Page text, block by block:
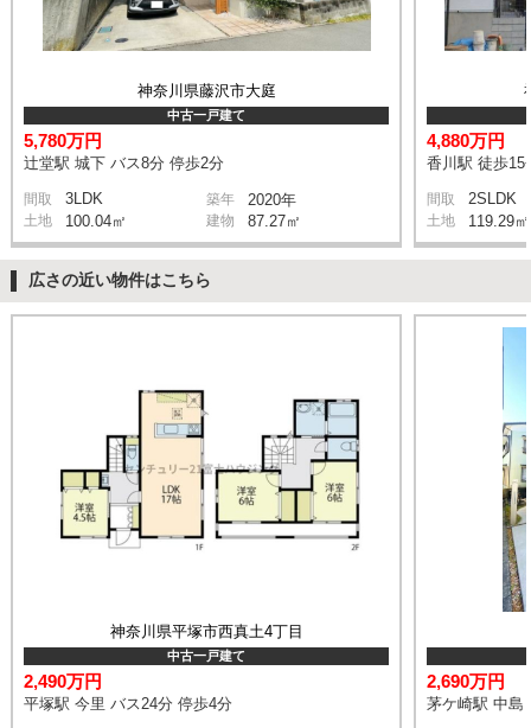
神奈川県藤沢市大庭
中古一戸建て
5,780万円
辻堂駅 城下 バス8分 停歩2分
間取 3LDK 築年 2020年
土地 100.04㎡ 建物 87.27㎡
4,880万円
香川駅 徒歩15
間取 2SLDK
土地 119.29㎡
広さの近い物件はこちら
神奈川県平塚市西真土4丁目
中古一戸建て
2,490万円
平塚駅 今里 バス24分 停歩4分
2,690万円
茅ケ崎駅 中島